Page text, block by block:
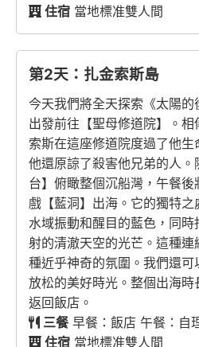
住宿 當地標准雙人間
第2天：扎金索斯島
今天我們將全天探索《太陽
出發前往【聖母修道院】。
索斯在這座修道院度過了他
他還原諒了殺害他兄弟的人
台】俯瞰整個沉船灣，午餐
戲【藍洞】出海。它的獨特
水域振動和醒目的藍色，同
射的清澈天空的光芒。這種
種近乎神奇的氛圍。我們還
放松的美好時光。整個出海
返回飯店。
三餐早餐：飯店 午餐：自
住宿 當地標准雙人間